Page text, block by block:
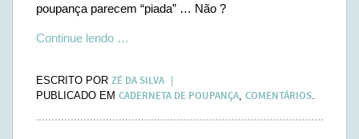
poupança parecem “piada” … Não ?
Continue lendo …
ESCRITO POR ZÉ DA SILVA
PUBLICADO EM CADERNETA DE POUPANÇA, COMENTÁRIOS.